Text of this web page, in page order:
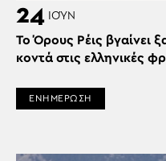
24 ΙΟΎΝ
Το Όρους Ρέις βγαίνει
κοντά στις ελληνικές
ΕΝΗΜΕΡΩΣΗ